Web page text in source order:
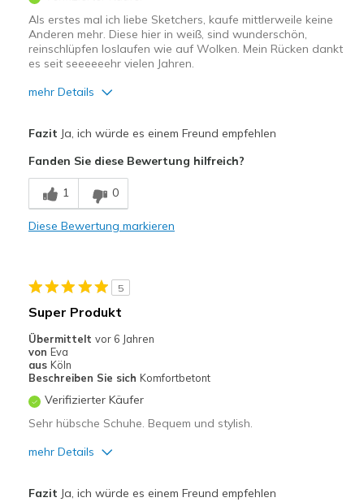
Als erstes mal ich liebe Sketchers, kaufe mittlerweile keine
Anderen mehr. Diese hier in weiß, sind wunderschön,
reinschlüpfen loslaufen wie auf Wolken. Mein Rücken dankt
es seit seeeeeehr vielen Jahren.
mehr Details
Bequem
Hübsch
Geeignete Verwendung
Freizeitkleidung
Breite
Fazit Ja, ich würde es einem Freund empfehlen
Fanden Sie diese Bewertung hilfreich?
1 0
Diese Bewertung markieren
5
Super Produkt
Übermittelt vor 6 Jahren
von Eva
aus Köln
Beschreiben Sie sich Komfortbetont
Verifizierter Käufer
Sehr hübsche Schuhe. Bequem und stylish.
mehr Details
Fazit Ja, ich würde es einem Freund empfehlen